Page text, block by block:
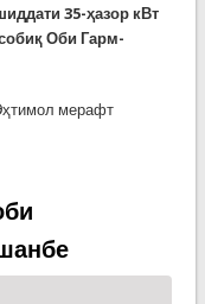
35-ҳазор кВт
Оби Гарм-
мерафт
ҷамоати шаҳраки Оби